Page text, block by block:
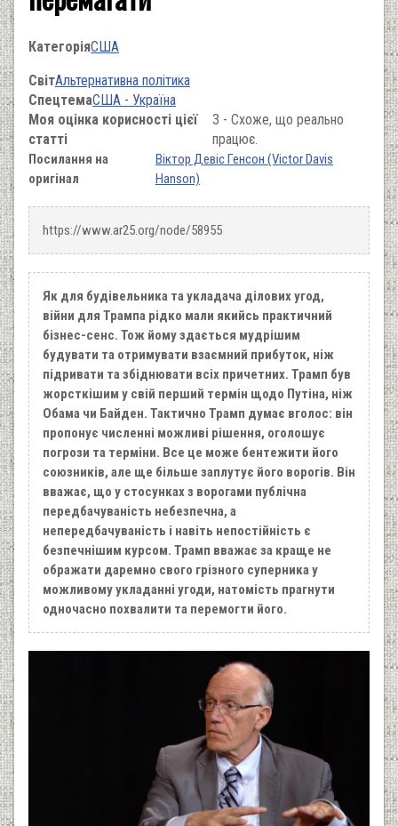
КатегоріяСША
СвітАльтернативна політика
СпецтемаСША - Україна
Моя оцінка корисності цієї
статті
3 - Схоже, що реально
працює.
Посилання на
оригінал
Віктор Девіс Генсон (Victor Davis
Hanson)
https://www.ar25.org/node/58955
Як для будівельника та укладача ділових угод,
війни для Трампа рідко мали якийсь практичний
бізнес-сенс. Тож йому здається мудрішим
будувати та отримувати взаємний прибуток, ніж
підривати та збіднювати всіх причетних. Трамп був
жорсткішим у свій перший термін щодо Путіна, ніж
Обама чи Байден. Тактично Трамп думає вголос: він
пропонує численні можливі рішення, оголошує
погрози та терміни. Все це може бентежити його
союзників, але ще більше заплутує його ворогів. Він
вважає, що у стосунках з ворогами публічна
передбачуваність небезпечна, а
непередбачуваність і навіть непостійність є
безпечнішим курсом. Трамп вважає за краще не
ображати даремно свого грізного суперника у
можливому укладанні угоди, натомість прагнути
одночасно похвалити та перемогти його.